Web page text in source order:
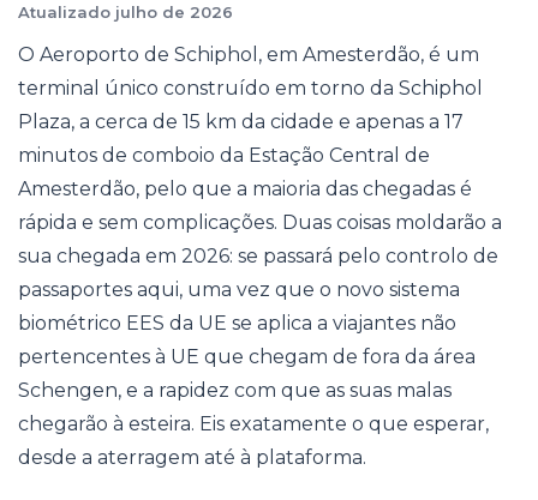
Atualizado julho de 2026
O Aeroporto de Schiphol, em Amesterdão, é um
terminal único construído em torno da Schiphol
Plaza, a cerca de 15 km da cidade e apenas a 17
minutos de comboio da Estação Central de
Amesterdão, pelo que a maioria das chegadas é
rápida e sem complicações. Duas coisas moldarão a
sua chegada em 2026: se passará pelo controlo de
passaportes aqui, uma vez que o novo sistema
biométrico EES da UE se aplica a viajantes não
pertencentes à UE que chegam de fora da área
Schengen, e a rapidez com que as suas malas
chegarão à esteira. Eis exatamente o que esperar,
desde a aterragem até à plataforma.